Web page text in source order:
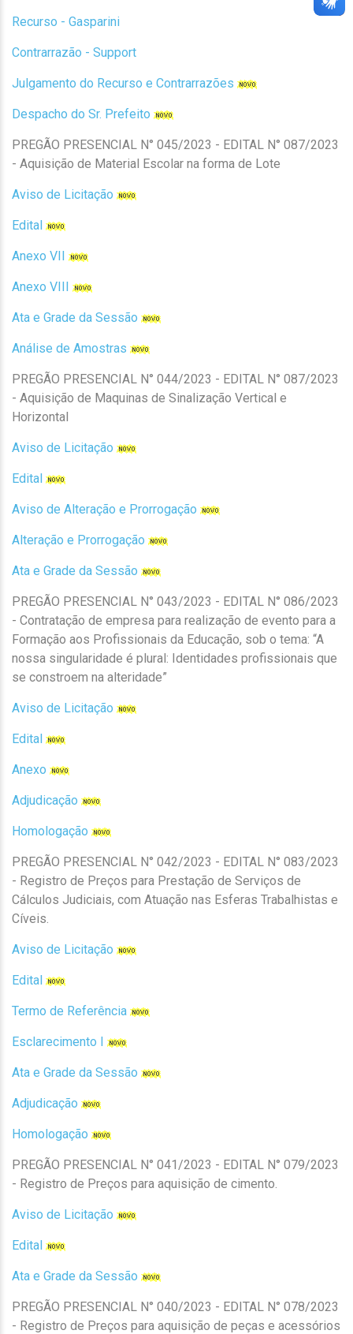
Recurso - Gasparini
Contrarrazão - Support
Julgamento do Recurso e Contrarrazões
Despacho do Sr. Prefeito
PREGÃO PRESENCIAL N° 045/2023 - EDITAL N° 087/2023
- Aquisição de Material Escolar na forma de Lote
Aviso de Licitação
Edital
Anexo VII
Anexo VIII
Ata e Grade da Sessão
Análise de Amostras
PREGÃO PRESENCIAL N° 044/2023 - EDITAL N° 087/2023
- Aquisição de Maquinas de Sinalização Vertical e
Horizontal
Aviso de Licitação
Edital
Aviso de Alteração e Prorrogação
Alteração e Prorrogação
Ata e Grade da Sessão
PREGÃO PRESENCIAL N° 043/2023 - EDITAL N° 086/2023
- Contratação de empresa para realização de evento para a
Formação aos Profissionais da Educação, sob o tema: “A
nossa singularidade é plural: Identidades profissionais que
se constroem na alteridade”
Aviso de Licitação
Edital
Anexo
Adjudicação
Homologação
PREGÃO PRESENCIAL N° 042/2023 - EDITAL N° 083/2023
- Registro de Preços para Prestação de Serviços de
Cálculos Judiciais, com Atuação nas Esferas Trabalhistas e
Cíveis.
Aviso de Licitação
Edital
Termo de Referência
Esclarecimento I
Ata e Grade da Sessão
Adjudicação
Homologação
PREGÃO PRESENCIAL N° 041/2023 - EDITAL N° 079/2023
- Registro de Preços para aquisição de cimento.
Aviso de Licitação
Edital
Ata e Grade da Sessão
PREGÃO PRESENCIAL N° 040/2023 - EDITAL N° 078/2023
- Registro de Preços para aquisição de peças e acessórios